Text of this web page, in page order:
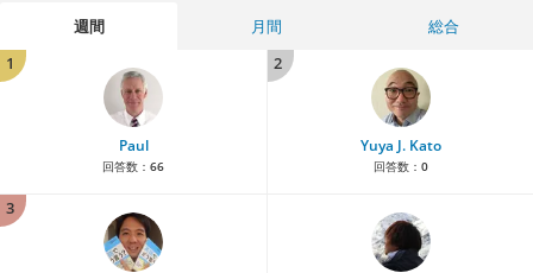
週間 月間
総合
1
Paul
回答数： 66
2
Yuya J. Kato
回答数： 0
3